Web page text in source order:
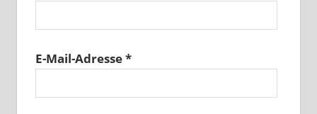
E-Mail-Adresse*